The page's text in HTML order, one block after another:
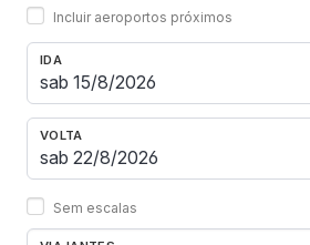
Incluir aeroportos próximos
IDA
VOLTA
Sem escalas